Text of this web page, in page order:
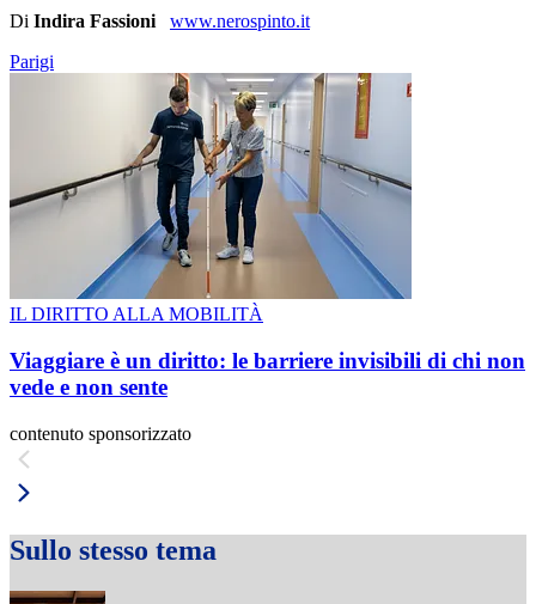
Di Indira Fassioni www.nerospinto.it
Parigi
IL DIRITTO ALLA MOBILITÀ
Viaggiare è un diritto: le barriere invisibili di chi non
vede e non sente
contenuto sponsorizzato
Sullo stesso tema